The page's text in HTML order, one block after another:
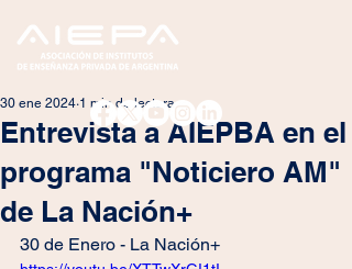
Entrevista a AIEPBA en el
programa "Noticiero AM"
de La Nación+
30 ene 2024 1 min de lectura
30 de Enero - La Nación+